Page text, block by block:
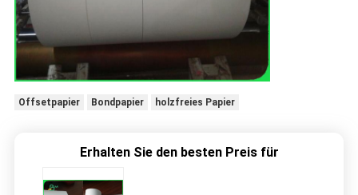
Offsetpapier Bondpapier holzfreies Papier
Erhalten Sie den besten Preis für